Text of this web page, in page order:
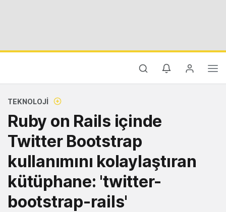
TEKNOLOJI
Ruby on Rails içinde
Twitter Bootstrap
kullanımını kolaylaştıran
kütüphane: 'twitter-
bootstrap-rails'